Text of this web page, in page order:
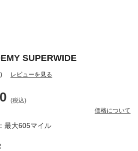
最大605マイル
SUPERWIDE
レビューを見る
(税込)
価格について